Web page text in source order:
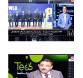
ج
ي
ب
ت
»
ف